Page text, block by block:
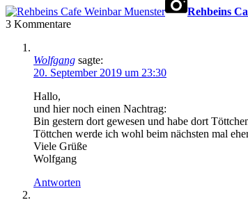
Rehbeins
3 Kommentare
Wolfgang sagte:
20. September 2019 um 23:30
Hallo,
und hier noch einen Nachtrag:
Bin gestern dort gewesen und habe dort
Töttchen werde ich wohl beim nächsten mal
Viele Grüße
Wolfgang
Antworten